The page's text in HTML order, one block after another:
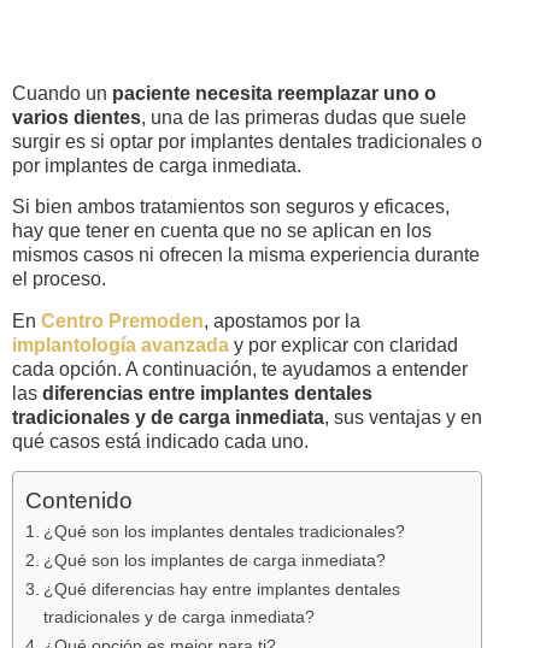
Cuando un paciente necesita reemplazar uno o
varios dientes, una de las primeras dudas que suele
surgir es si optar por implantes dentales tradicionales o
por implantes de carga inmediata.
Si bien ambos tratamientos son seguros y eficaces,
hay que tener en cuenta que no se aplican en los
mismos casos ni ofrecen la misma experiencia durante
el proceso.
En Centro Premoden, apostamos por la
implantología avanzada y por explicar con claridad
cada opción. A continuación, te ayudamos a entender
las diferencias entre implantes dentales
tradicionales y de carga inmediata, sus ventajas y en
qué casos está indicado cada uno.
Contenido
¿Qué son los implantes dentales tradicionales?
¿Qué son los implantes de carga inmediata?
¿Qué diferencias hay entre implantes dentales
tradicionales y de carga inmediata?